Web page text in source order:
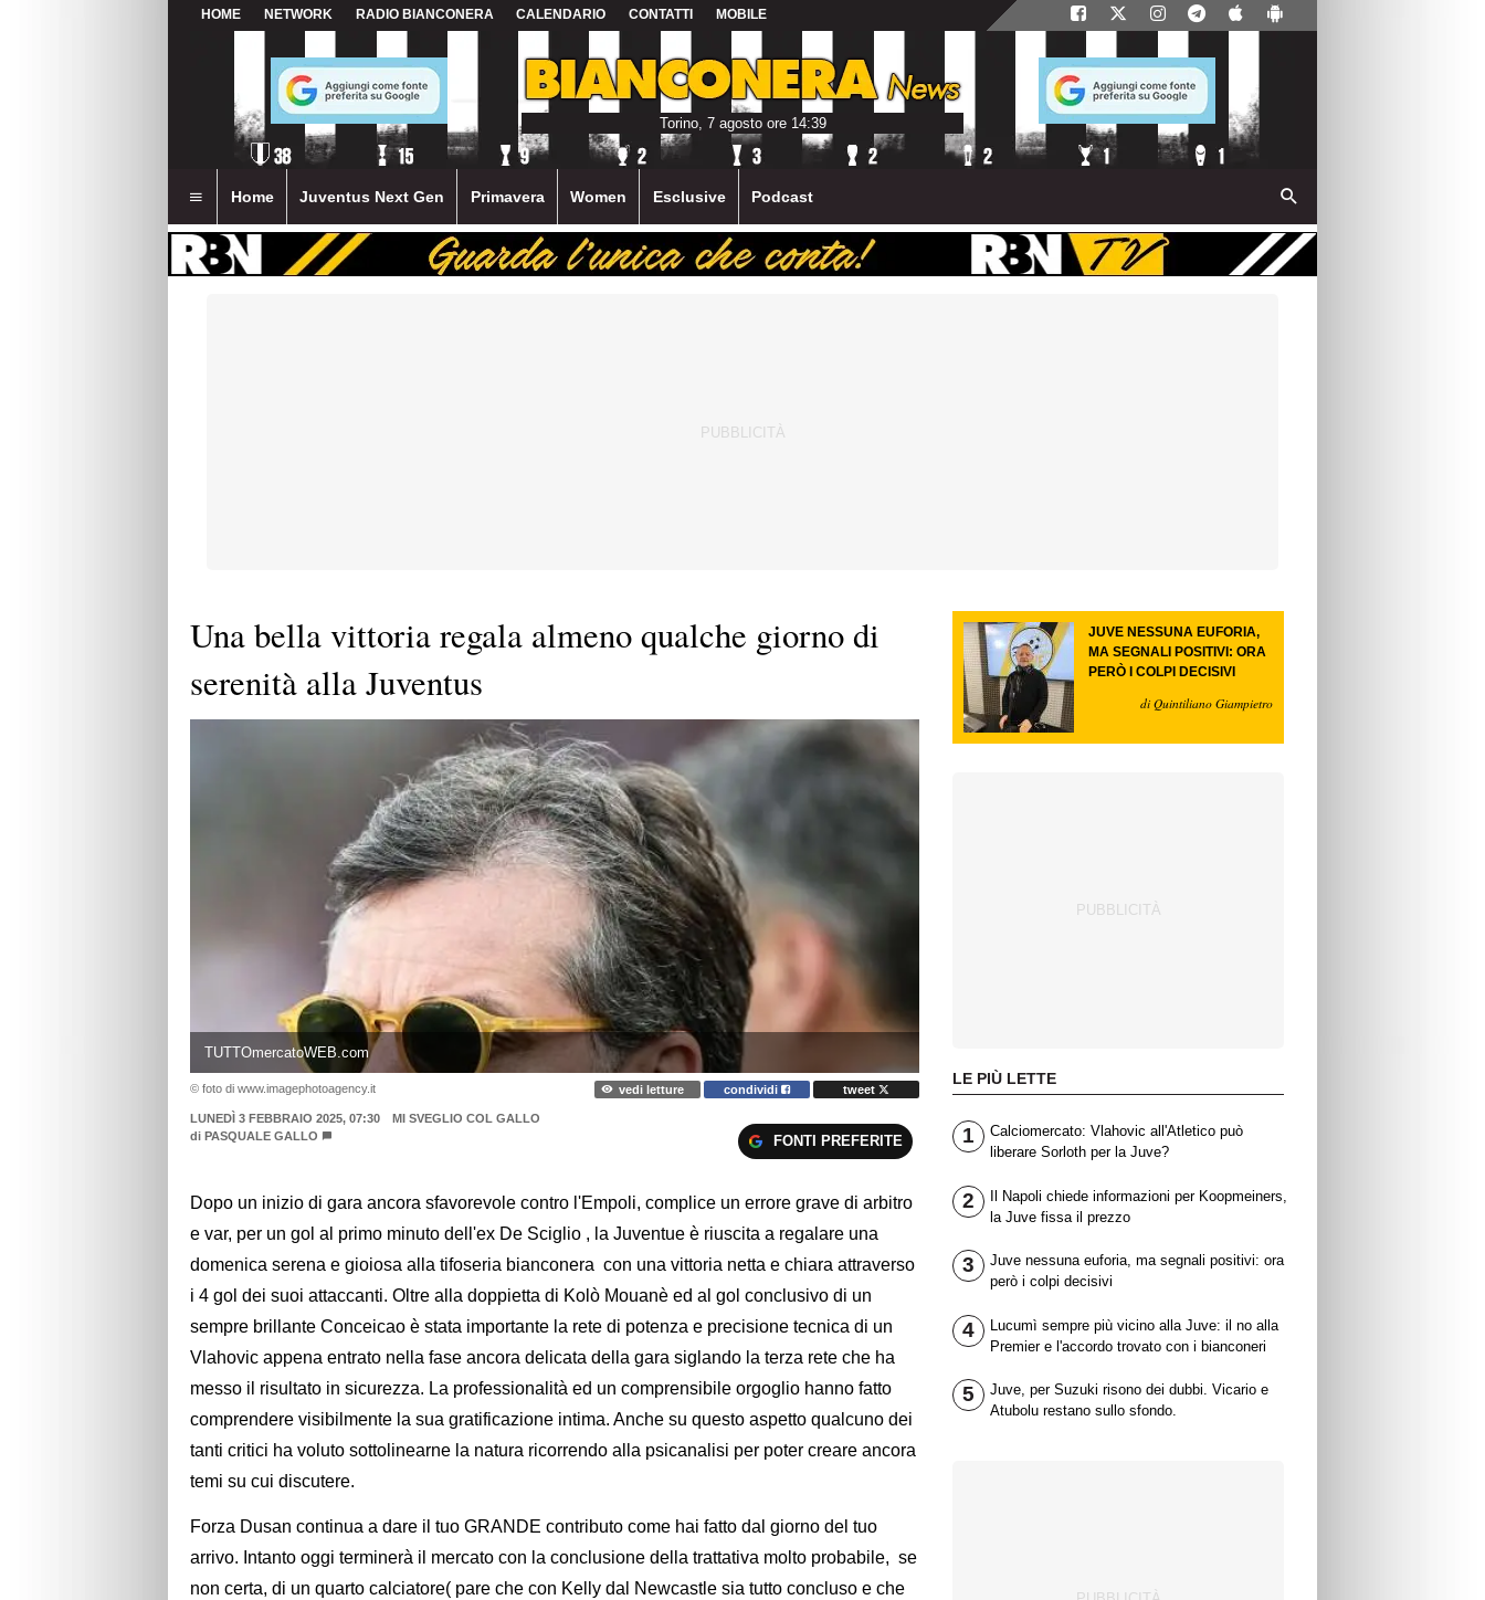
HOME NETWORK RADIO BIANCONERA CALENDARIO CONTATTI MOBILE
Torino, 7 agosto ore 14:39
Home Juventus Next Gen Primavera Women Esclusive Podcast
Una bella vittoria regala almeno qualche giorno di
serenità alla Juventus
TUTTOmercatoWEB.com
© foto di www.imagephotoagency.it vedi letture condividi tweet
LUNEDÌ 3 FEBBRAIO 2025, 07:30
MI SVEGLIO COL GALLO
di PASQUALE GALLO FONTI PREFERITE
Dopo un inizio di gara ancora sfavorevole contro l'Empoli, complice un errore grave di arbitro
e var, per un gol al primo minuto dell'ex De Sciglio , la Juventue è riuscita a regalare una
domenica serena e gioiosa alla tifoseria bianconera con una vittoria netta e chiara attraverso
i 4 gol dei suoi attaccanti. Oltre alla doppietta di Kolò Mouanè ed al gol conclusivo di un
sempre brillante Conceicao è stata importante la rete di potenza e precisione tecnica di un
Vlahovic appena entrato nella fase ancora delicata della gara siglando la terza rete che ha
messo il risultato in sicurezza. La professionalità ed un comprensibile orgoglio hanno fatto
comprendere visibilmente la sua gratificazione intima. Anche su questo aspetto qualcuno dei
tanti critici ha voluto sottolinearne la natura ricorrendo alla psicanalisi per poter creare ancora
temi su cui discutere.
Forza Dusan continua a dare il tuo GRANDE contributo come hai fatto dal giorno del tuo
arrivo. Intanto oggi terminerà il mercato con la conclusione della trattativa molto probabile, se
non certa, di un quarto calciatore( pare che con Kelly dal Newcastle sia tutto concluso e che
JUVE NESSUNA EUFORIA,
MA SEGNALI POSITIVI: ORA
PERÒ I COLPI DECISIVI
di Quintiliano Giampietro
LE PIÙ LETTE
1
Calciomercato: Vlahovic all'Atletico può
liberare Sorloth per la Juve?
2
Il Napoli chiede informazioni per Koopmeiners,
la Juve fissa il prezzo
3
Juve nessuna euforia, ma segnali positivi: ora
però i colpi decisivi
4
Lucumì sempre più vicino alla Juve: il no alla
Premier e l'accordo trovato con i bianconeri
5
Juve, per Suzuki risono dei dubbi. Vicario e
Atubolu restano sullo sfondo.